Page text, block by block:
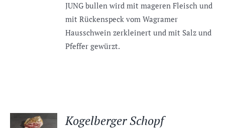
JUNG bullen wird mit mageren Fleisch und
mit Rückenspeck vom Wagramer
Hausschwein zerkleinert und mit Salz und
Pfeffer gewürzt.
IN DEN
WARENKORB
Kogelberger Schopf